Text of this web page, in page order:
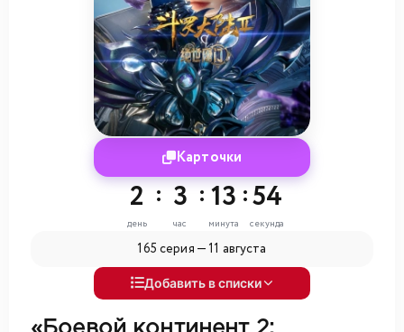
Карточки
2
день
: 3
час
:13
минута
:52
секунда
165 серия — 11 августа
Добавить в списки